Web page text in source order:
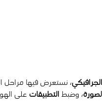
، نستعرض فيها مراحل
، وضبط التطبيقات على